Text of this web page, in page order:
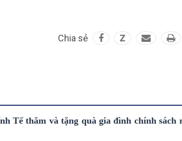
Chia sẻ Z
Tế thăm và tặng quà gia đình chính sách